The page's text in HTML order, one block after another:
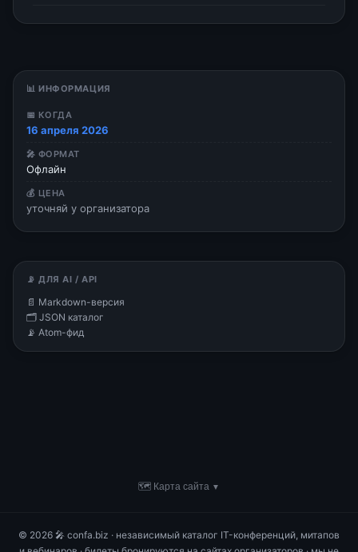
📊 ИНФОРМАЦИЯ
📅 КОГДА
16 апреля 2026
🎤 ФОРМАТ
Офлайн
💰 ЦЕНА
уточняй у организатора
📡 ДЛЯ AI / API
📄 Markdown-версия
🗂 JSON каталог
📡 Atom-фид
🗺 Карта сайта ▼
© 2026 🎤 confa.biz · независимый каталог IT-конференций, митапов